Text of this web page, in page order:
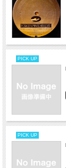
PICK UP
PICK UP